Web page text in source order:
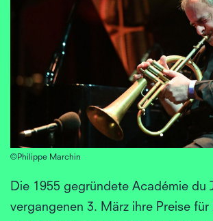
©Philippe Marchin
Die 1955 gegründete Académie du
vergangenen 3. März ihre Preise für